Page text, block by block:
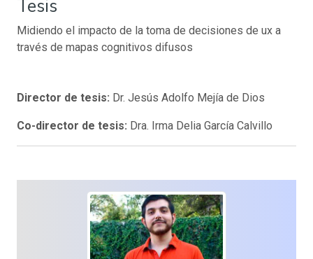
Tesis
Midiendo el impacto de la toma de decisiones de ux a
través de mapas cognitivos difusos
Director de tesis: Dr. Jesús Adolfo Mejía de Dios
Co-director de tesis: Dra. Irma Delia García Calvillo